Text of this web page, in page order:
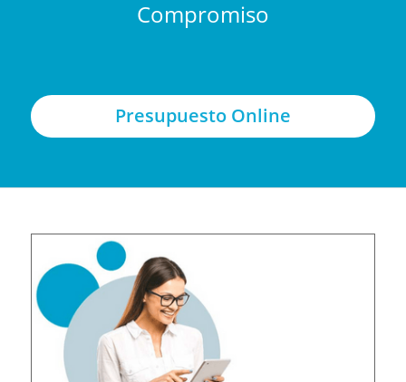
Compromiso
Presupuesto Online